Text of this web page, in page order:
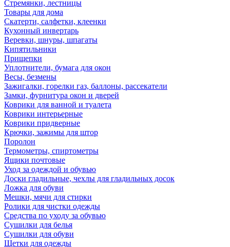
Стремянки, лестницы
Товары для дома
Скатерти, салфетки, клеенки
Кухонный инвертарь
Веревки, шнуры, шпагаты
Кипятильники
Прищепки
Уплотнители, бумага для окон
Весы, безмены
Зажигалки, горелки газ, баллоны, рассекатели
Замки, фурнитура окон и дверей
Коврики для ванной и туалета
Коврики интерьерные
Коврики придверные
Крючки, зажимы для штор
Поролон
Термометры, спиртометры
Ящики почтовые
Уход за одеждой и обувью
Доски гладильные, чехлы для гладильных досок
Ложка для обуви
Мешки, мячи для стирки
Ролики для чистки одежды
Средства по уходу за обувью
Сушилки для белья
Сушилки для обуви
Щетки для одежды